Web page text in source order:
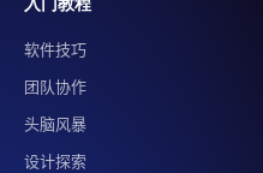
软件技巧
团队协作
头脑风暴
设计探索